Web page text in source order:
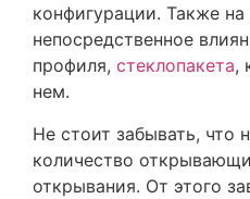
конфигурации. Также
непосредственное
профиля, стеклопакета,
нем.
Не стоит забывать, что
количество
открывания. От этого